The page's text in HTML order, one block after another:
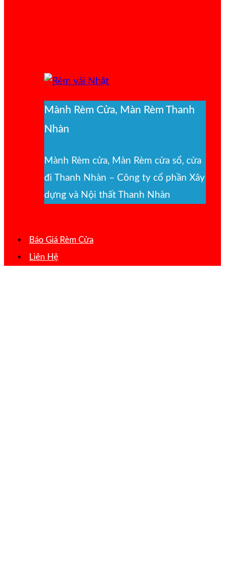
Mành Rèm Cửa, Màn Rèm Thanh
Nhàn
Mành Rèm cửa, Màn Rèm cửa sổ, cửa
đi Thanh Nhàn – Công ty cổ phần Xây
dựng và Nội thất Thanh Nhàn
Báo Giá Rèm Cửa
Liên Hệ